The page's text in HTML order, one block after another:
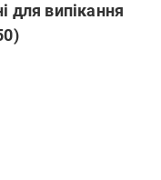
для випікання